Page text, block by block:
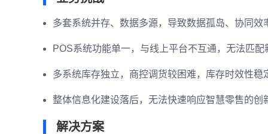
多套系统并存、数据多源，导致数据孤岛、协同效
POS系统功能单一，与线上平台不互通，无法匹配
多系统库存独立，商控调货较困难，库存时效性稳
整体信息化建设落后，无法快速响应智慧零售的创
解决方案